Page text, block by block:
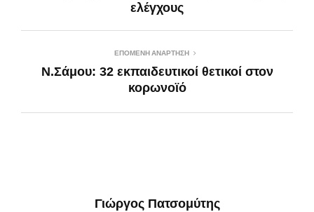
ελέγχους
ΕΠΌΜΕΝΗ ΑΝΆΡΤΗΣΗ
Ν.Σάμου: 32 εκπαιδευτικοί θετικοί στον
κορωνοϊό
Γιώργος Πατσομύτης